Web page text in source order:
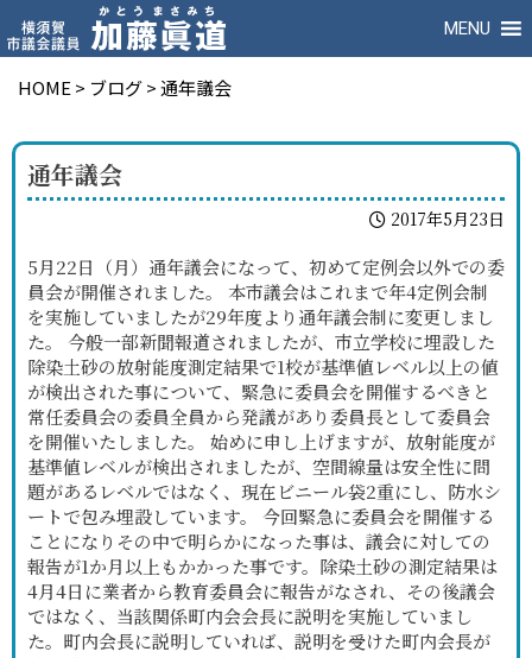
MENU
HOME > ブログ>通年議会
通年議会
2017年5月23日
5月22日（月）通年議会になって、初めて定例会以外での委
員会が開催されました。 本市議会はこれまで年4定例会制
を実施していましたが29年度より通年議会制に変更しまし
た。 今般一部新聞報道されましたが、市立学校に埋設した
除染土砂の放射能度測定結果で1校が基準値レベル以上の値
が検出された事について、緊急に委員会を開催するべきと
常任委員会の委員全員から発議があり委員長として委員会
を開催いたしました。 始めに申し上げますが、放射能度が
基準値レベルが検出されましたが、空間線量は安全性に問
題があるレベルではなく、現在ビニール袋2重にし、防水シ
ートで包み埋設しています。 今回緊急に委員会を開催する
ことになりその中で明らかになった事は、議会に対しての
報告が1か月以上もかかった事です。除染土砂の測定結果は
4月4日に業者から教育委員会に報告がなされ、その後議会
ではなく、当該関係町内会会長に説明を実施していまし
た。町内会長に説明していれば、説明を受けた町内会長が